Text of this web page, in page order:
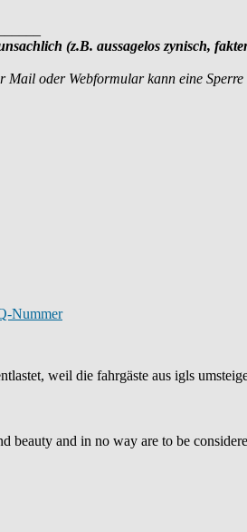
(z.B. aussagelos zynisch,
oder Webformular kann eine Sperre
weil die fahrgäste aus igls
beauty and in no way are to be